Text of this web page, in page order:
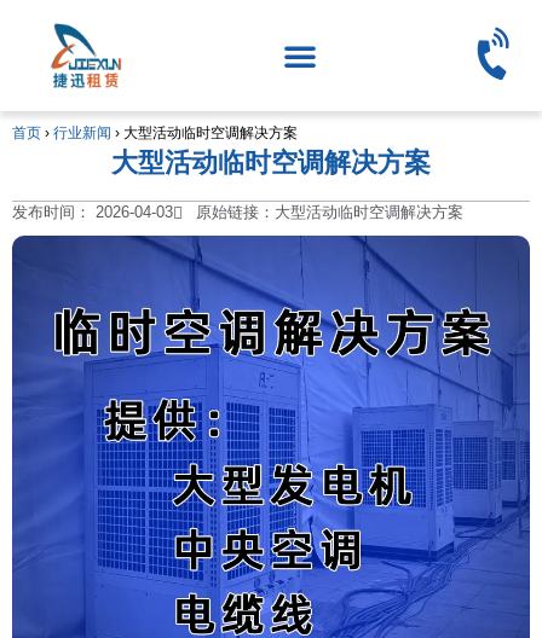
首页 › 行业新闻 › 大型活动临时空调解决方案
大型活动临时空调解决方案
发布时间： 2026-04-03 原始链接：大型活动临时空调解决方案